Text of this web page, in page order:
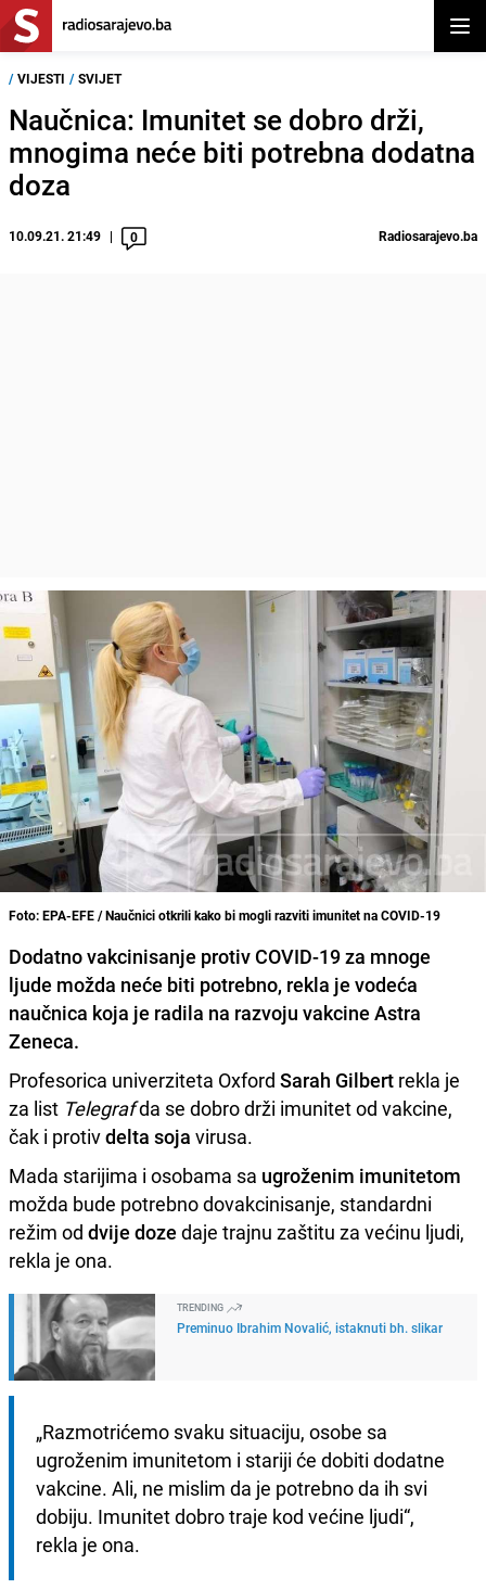
/ VIJESTI / SVIJET
Naučnica: Imunitet se dobro drži,
mnogima neće biti potrebna dodatna
doza
10.09.21. 21:49 0 Radiosarajevo.ba
Foto: EPA-EFE / Naučnici otkrili kako bi mogli razviti imunitet na COVID-19
Dodatno vakcinisanje protiv COVID-19 za mnoge
ljude možda neće biti potrebno, rekla je vodeća
naučnica koja je radila na razvoju vakcine Astra
Zeneca.
Profesorica univerziteta Oxford Sarah Gilbert rekla je
za list Telegrafda se dobro drži imunitet od vakcine,
čak i protivdelta soja virusa.
Mada starijima i osobama sa ugroženim imunitetom
možda bude potrebno dovakcinisanje, standardni
režim od dvije doze daje trajnu zaštitu za većinu ljudi,
rekla je ona.
TRENDING
Preminuo Ibrahim Novalić, istaknuti bh. slikar
„Razmotrićemo svaku situaciju, osobe sa
ugroženim imunitetom i stariji će dobiti dodatne
vakcine. Ali, ne mislim da je potrebno da ih svi
dobiju. Imunitet dobro traje kod većine ljudi“,
rekla je ona.